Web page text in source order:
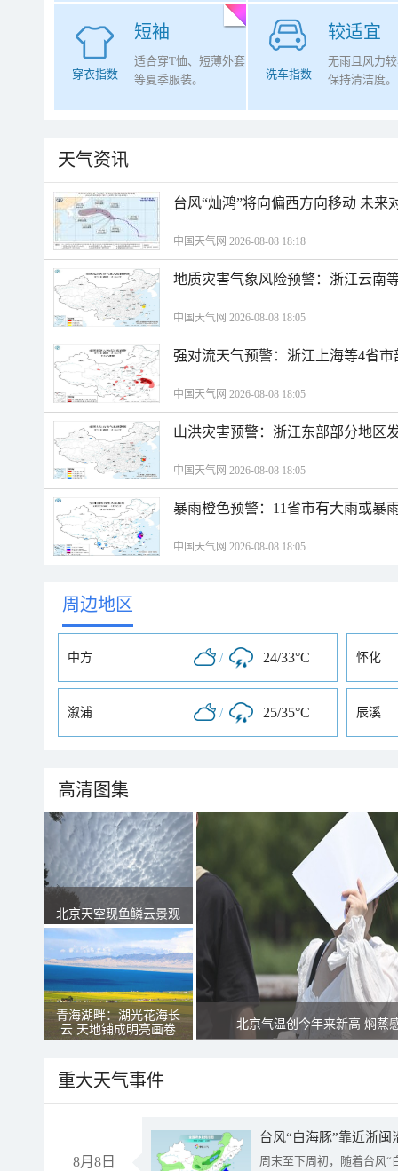
短袖
穿衣指数
适合穿T恤、短薄外套
等夏季服装。
较适宜
洗车指数
无雨且风力
保持清洁度。
天气资讯
台风“灿鸿”将向偏西方向移动 未来
中国天气网 2026-08-08 18:18
地质灾害气象风险预警：浙江云南
中国天气网 2026-08-08 18:05
强对流天气预警：浙江上海等4省
中国天气网 2026-08-08 18:05
山洪灾害预警：浙江东部部分地区
中国天气网 2026-08-08 18:05
暴雨橙色预警：11省市有大雨或暴
中国天气网 2026-08-08 18:05
周边地区
中方 / 24/33°C 怀化
溆浦 / 25/35°C 辰溪
高清图集
北京天空现鱼鳞云景观
青海湖畔：湖光花海长
云 天地铺成明亮画卷
北京气温创今年来新高 焖蒸
重大天气事件
8月8日
台风“白海豚”靠近浙
周末至下周初，随着台风“